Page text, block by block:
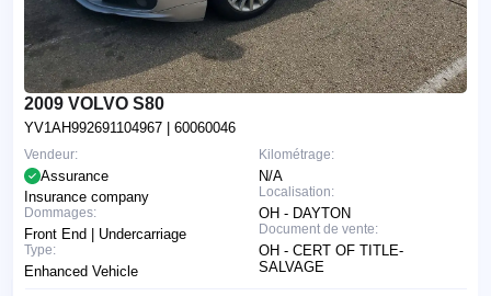
2009 VOLVO S80
YV1AH992691104967 | 60060046
Kilométrage:
N/A
Localisation:
OH - DAYTON
Document de vente:
OH - CERT OF TITLE-
SALVAGE
Vendeur:
Assurance
Insurance company
Dommages:
Front End | Undercarriage
Type:
Enhanced Vehicle